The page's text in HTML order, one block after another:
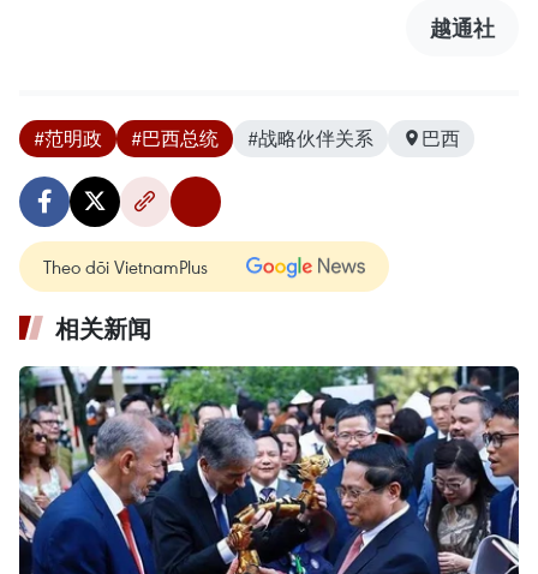
越通社
#范明政 #巴西总统 #战略伙伴关系 巴西
Theo dõi VietnamPlus
相关新闻